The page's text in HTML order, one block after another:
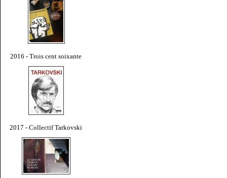
2016 - Trois cent soixante
2017 - Collectif Tarkovski